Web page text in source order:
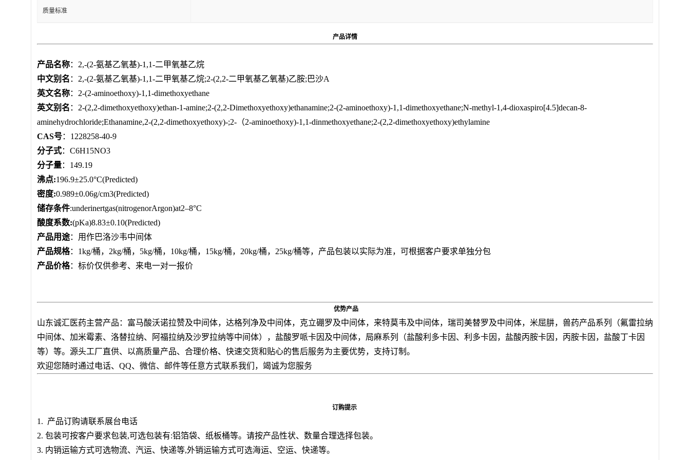
质量标准
产品详情
产品名称：2,-(2-氨基乙氧基)-1,1-二甲氧基乙烷
中文别名 ：2,-(2-氨基乙氧基)-1,1-二甲氧基乙烷;2-(2,2-二甲氧基乙氧基)乙胺;巴沙A
英文名称：2-(2-aminoethoxy)-1,1-dimethoxyethane
英文别名 ：2-(2,2-dimethoxyethoxy)ethan-1-amine;2-(2,2-Dimethoxyethoxy)ethanamine;2-(2-aminoethoxy)-1,1-dimethoxyethane;N-methyl-1,4-dioxaspiro[4.5]decan-8-
aminehydrochloride;Ethanamine,2-(2,2-dimethoxyethoxy)-;2-（2-aminoethoxy)-1,1-dinmethoxyethane;2-(2,2-dimethoxyethoxy)ethylamine
CAS号：1228258-40-9
分子式：C6H15NO3
分子量：149.19
沸点:196.9±25.0°C(Predicted)
密度:0.989±0.06g/cm3(Predicted)
储存条件:underinertgas(nitrogenorArgon)at2–8°C
酸度系数:(pKa)8.83±0.10(Predicted)
产品用途：用作巴洛沙韦中间体
产品规格：1kg/桶，2kg/桶，5kg/桶，10kg/桶，15kg/桶，20kg/桶，25kg/桶等，产品包装以实际为准，可根据客户要求单独分包
产品价格：标价仅供参考、来电一对一报价
优势产品
山东诚汇医药主营产品：富马酸沃诺拉赞及中间体，达格列净及中间体，克立硼罗及中间体，来特莫韦及中间体，瑞司美替罗及中间体，米屈肼，兽药产品系列（氟雷拉纳
中间体、加米霉素、洛替拉纳、阿福拉纳及沙罗拉纳等中间体），盐酸罗哌卡因及中间体，局麻系列（盐酸利多卡因、利多卡因，盐酸丙胺卡因，丙胺卡因，盐酸丁卡因
等）等。源头工厂直供、以高质量产品、合理价格、快速交货和贴心的售后服务为主要优势，支持订制。
欢迎您随时通过电话、QQ、微信、邮件等任意方式联系我们，竭诚为您服务
订购提示
1. 产品订购请联系展台电话
2. 包装可按客户要求包装,可选包装有:铝箔袋、纸板桶等。请按产品性状、数量合理选择包装。
3. 内销运输方式可选物流、汽运、快递等,外销运输方式可选海运、空运、快递等。